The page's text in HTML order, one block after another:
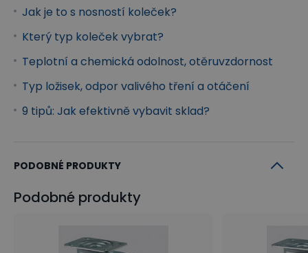
Jak je to s nosností koleček?
Který typ koleček vybrat?
Teplotní a chemická odolnost, otěruvzdornost
Typ ložisek, odpor valivého tření a otáčení
9 tipů: Jak efektivně vybavit sklad?
PODOBNÉ PRODUKTY
Podobné produkty